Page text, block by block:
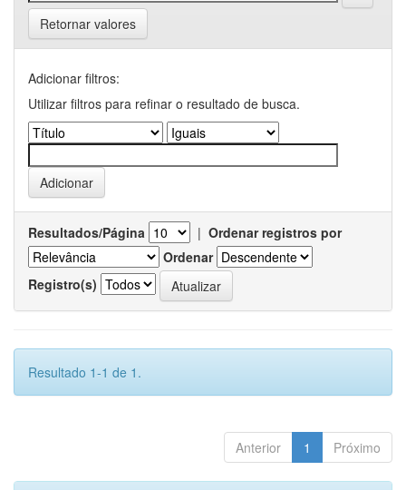
Retornar valores
Adicionar filtros:
Utilizar filtros para refinar o resultado de busca.
Resultados/Página | Ordenar registros por
Ordenar
Registro(s)
Resultado 1-1 de 1.
Anterior 1 Próximo